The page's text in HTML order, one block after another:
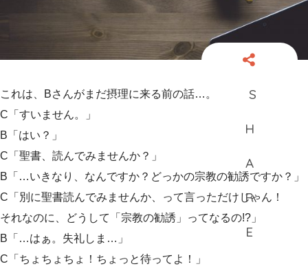
これは、Bさんがまだ摂理に来る前の話…。
C「すいません。」
B「はい？」
C「聖書、読んでみませんか？」
B「…いきなり、なんですか？どっかの宗教の勧誘ですか？」
C「別に聖書読んでみませんか、って言っただけじゃん！
それなのに、どうして「宗教の勧誘」ってなるの!?」
B「…はぁ。失礼しま…」
C「ちょちょちょ！ちょっと待ってよ！」